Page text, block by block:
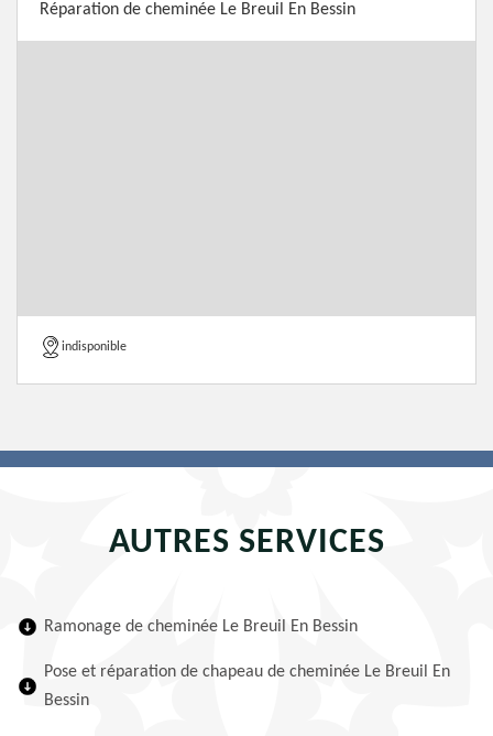
Réparation de cheminée Le Breuil En Bessin
indisponible
AUTRES SERVICES
Ramonage de cheminée Le Breuil En Bessin
Pose et réparation de chapeau de cheminée Le Breuil En
Bessin